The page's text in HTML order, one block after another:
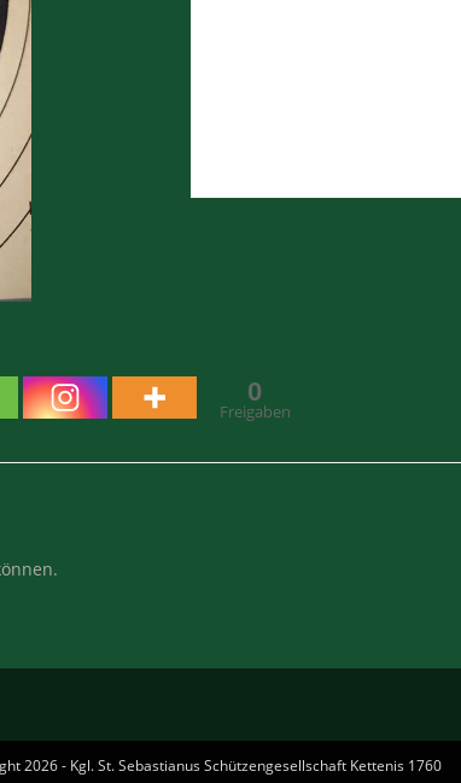
0
Freigaben
2026 - Kgl. St. Sebastianus Schützengesellschaft Kettenis 1760